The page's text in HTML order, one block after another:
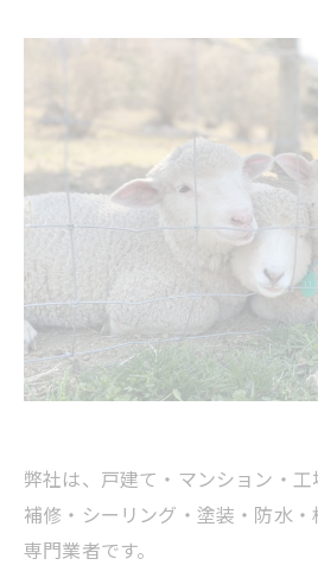
弊社は、戸建て・マンション・
補修・シーリング・塗装・防水
専門業者です。